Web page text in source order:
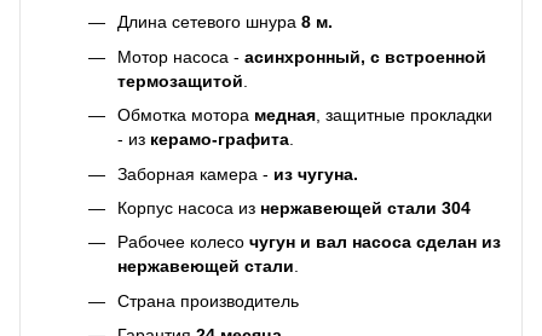
Длина сетевого шнура 8 м.
Мотор насоса - асинхронный, с встроенной
термозащитой
Обмотка мотора медная , защитные прокладки
- из керамо-графита
Заборная камера - из чугуна.
Корпус насоса из нержавеющей стали 304
Рабочее колесо чугун и вал насоса сделан из
нержавеющей стали.
Страна производитель